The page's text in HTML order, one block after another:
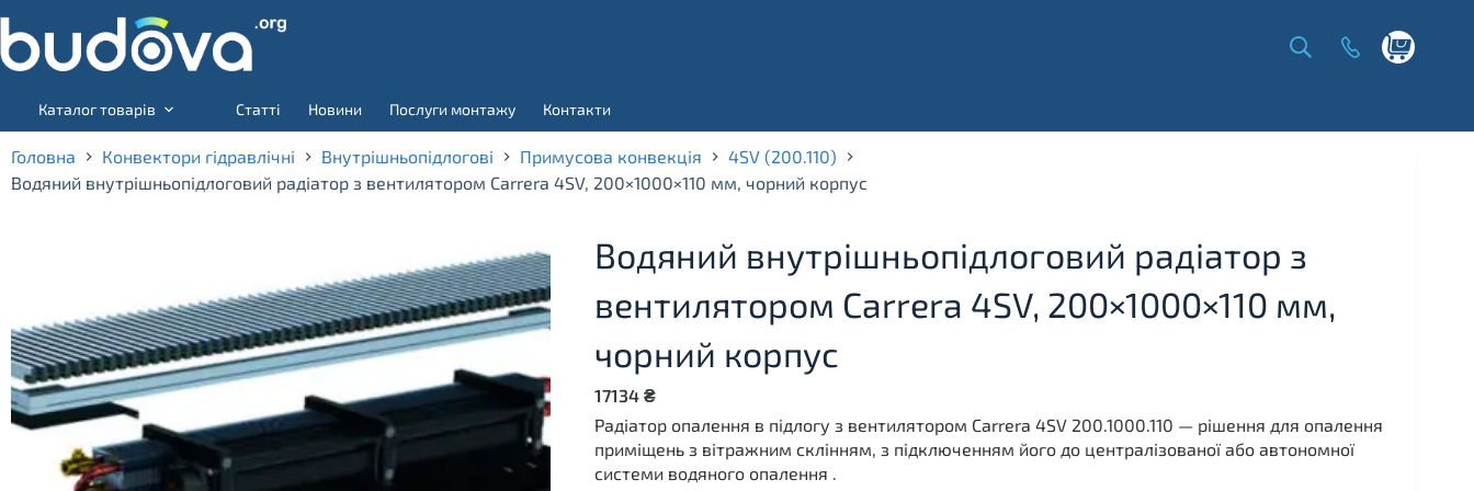
to
content
Shopping
Каталог товарів
Статті Новини Послуги монтажу Контакти
Головна Конвектори гідравлічні Внутрішньопідлогові Примусова конвекція
4SV (200.110)
Водяний внутрішньопідлоговий радіатор з вентилятором Carrera 4SV, 200×1000×110 мм, чорний корпус
Водяний внутрішньопідлоговий радіатор з
вентилятором Carrera 4SV, 200×1000×110 мм,
чорний корпус
17134₴
Радіатор опалення в підлогу з вентилятором Carrera 4SV 200.1000.110 — рішення для опалення
приміщень з вітражним склінням, з підключенням його до централізованої або автономної
системи водяного опалення .